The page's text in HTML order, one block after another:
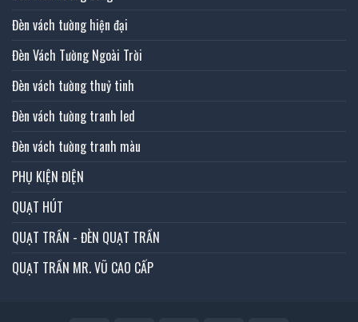
Đèn vách tường hiện đại
Đèn Vách Tường Ngoài Trời
Đèn vách tường thuỷ tinh
Đèn vách tường tranh led
Đèn vách tường tranh màu
PHỤ KIỆN ĐIỆN
QUẠT HÚT
QUẠT TRẦN - ĐÈN QUẠT TRẦN
QUẠT TRẦN MR. VŨ CAO CẤP